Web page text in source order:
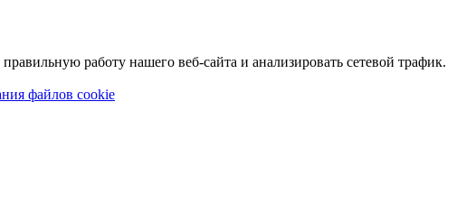
работу нашего веб-сайта и анализировать сетевой трафик.
файлов cookie